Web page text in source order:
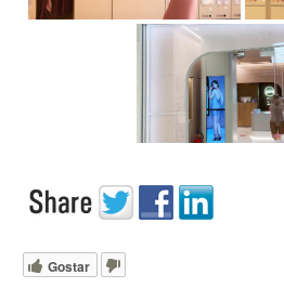
Gostar